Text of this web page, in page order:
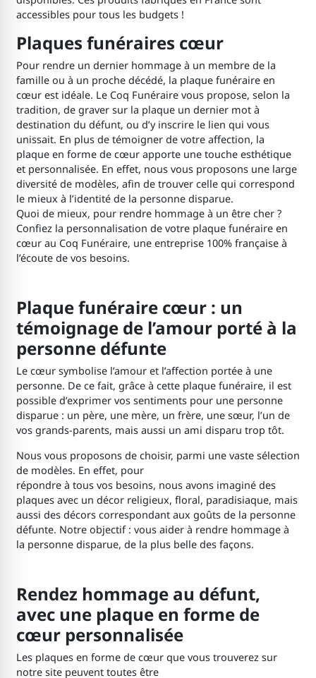
accessibles pour tous les budgets !
Plaques funéraires cœur
Pour rendre un dernier hommage à un membre de la
famille ou à un proche décédé, la plaque funéraire en
cœur est idéale. Le Coq Funéraire vous propose, selon la
tradition, de graver sur la plaque un dernier mot à
destination du défunt, ou d’y inscrire le lien qui vous
unissait. En plus de témoigner de votre affection, la
plaque en forme de cœur apporte une touche esthétique
et personnalisée. En effet, nous vous proposons une large
diversité de modèles, afin de trouver celle qui correspond
le mieux à l’identité de la personne disparue.
Quoi de mieux, pour rendre hommage à un être cher ?
Confiez la personnalisation de votre plaque funéraire en
cœur au Coq Funéraire, une entreprise 100% française à
l’écoute de vos besoins.
Plaque funéraire cœur : un
témoignage de l’amour porté à la
personne défunte
Le cœur symbolise l’amour et l’affection portée à une
personne. De ce fait, grâce à cette plaque funéraire, il est
possible d’exprimer vos sentiments pour une personne
disparue : un père, une mère, un frère, une sœur, l’un de
vos grands-parents, mais aussi un ami disparu trop tôt.
Nous vous proposons de choisir, parmi une vaste sélection
de modèles. En effet, pour
répondre à tous vos besoins, nous avons imaginé des
plaques avec un décor religieux, floral, paradisiaque, mais
aussi des décors correspondant aux goûts de la personne
défunte. Notre objectif : vous aider à rendre hommage à
la personne disparue, de la plus belle des façons.
Rendez hommage au défunt,
avec une plaque en forme de
cœur personnalisée
Les plaques en forme de cœur que vous trouverez sur
notre site peuvent toutes être